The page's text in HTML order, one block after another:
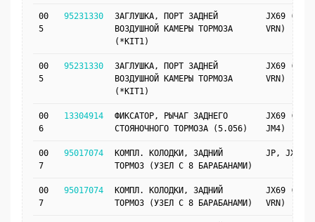
00
5
95231330
ЗАГЛУШКА, ПОРТ ЗАДНЕЙ
ВОЗДУШНОЙ КАМЕРЫ ТОРМОЗА
(*KIT1)
JX69 (J41,
VRN)
00
5
95231330
ЗАГЛУШКА, ПОРТ ЗАДНЕЙ
ВОЗДУШНОЙ КАМЕРЫ ТОРМОЗА
(*KIT1)
JX69 (JM4,
VRN)
00
6
13304914
ФИКСАТОР, РЫЧАГ ЗАДНЕГО
СТОЯНОЧНОГО ТОРМОЗА (5.056)
JX69 (J41,
JM4)
00
7
95017074
КОМПЛ. КОЛОДКИ, ЗАДНИЙ
ТОРМОЗ (УЗЕЛ С 8 БАРАБАНАМИ)
JP, JX69
00
7
95017074
КОМПЛ. КОЛОДКИ, ЗАДНИЙ
ТОРМОЗ (УЗЕЛ С 8 БАРАБАНАМИ)
JX69 (J41,
VRN)